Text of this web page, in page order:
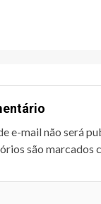
e-mail não será
são marcados